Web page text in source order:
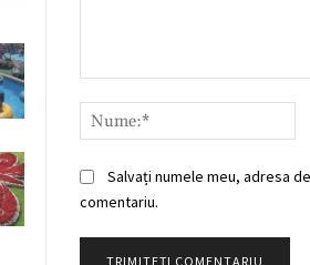
Salvați numele meu, adresa
comentariu.